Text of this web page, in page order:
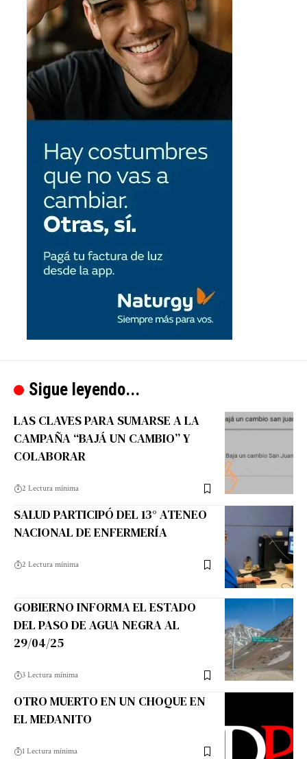
Sigue leyendo...
LAS CLAVES PARA SUMARSE A LA
CAMPAÑA “BAJÁ UN CAMBIO” Y
COLABORAR
2 Lectura mínima
SALUD PARTICIPÓ DEL 13° ATENEO
NACIONAL DE ENFERMERÍA
2 Lectura mínima
GOBIERNO INFORMA EL ESTADO
DEL PASO DE AGUA NEGRA AL
29/04/25
3 Lectura mínima
OTRO MUERTO EN UN CHOQUE EN
EL MEDANITO
1 Lectura mínima